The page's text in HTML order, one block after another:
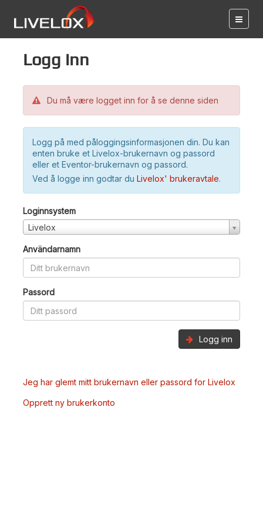
Logg inn
Du må være logget inn for å se denne siden
Logg på med påloggingsinformasjonen din. Du kan
enten bruke et Livelox-brukernavn og passord
eller et Eventor-brukernavn og passord.
Ved å logge inn godtar du Livelox' brukeravtale.
Loginnsystem
Livelox
Användarnamn
Passord
Logg inn
Jeg har glemt mitt brukernavn eller passord for Livelox
Opprett ny brukerkonto